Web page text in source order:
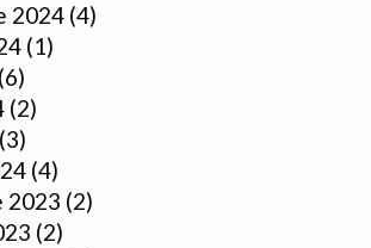
2024 (4)
(1)
(6)
(2)
(3)
(4)
2023 (2)
(2)